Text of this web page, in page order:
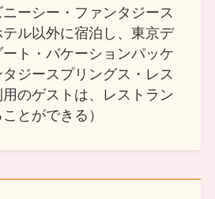
ニーシー・ファンタジース
ル以外に宿泊し、東京デ
ート・バケーションパッケ
ジースプリングス・レス
用のゲストは、レストラン
とができる）